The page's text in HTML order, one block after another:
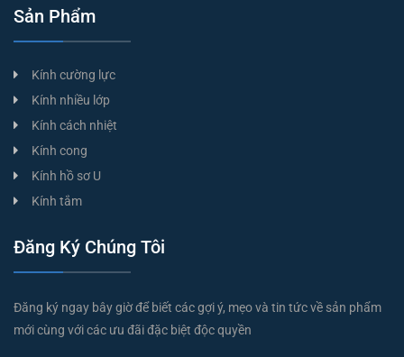
Sản Phẩm
Kính cường lực
Kính nhiều lớp
Kính cách nhiệt
Kính cong
Kính hồ sơ U
Kính tắm
Đăng Ký Chúng Tôi
Đăng ký ngay bây giờ để biết các gợi ý, mẹo và tin tức về sản phẩm
mới cùng với các ưu đãi đặc biệt độc quyền